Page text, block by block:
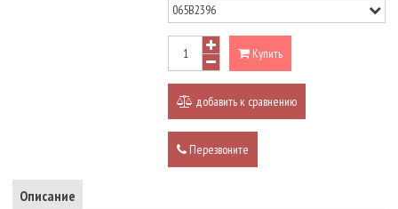
Купить
добавить к сравнению
Перезвоните
Описание